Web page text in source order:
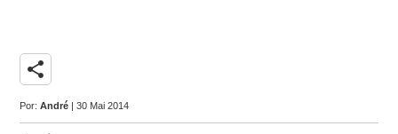
share
Por:André | 30 Mai 2014